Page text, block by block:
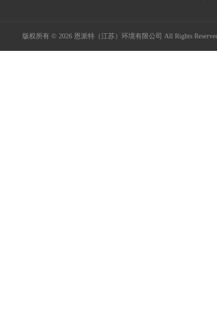
版权所有 © 2026 恩派特（江苏）环境有限公司 All Rights